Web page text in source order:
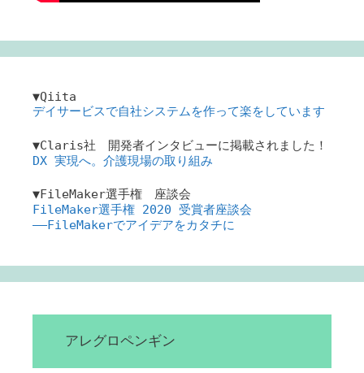
▼Qiita
デイサービスで自社システムを作って楽をしています
▼Claris社 開発者インタビューに掲載されました！
DX 実現へ。介護現場の取り組み
▼FileMaker選手権 座談会
FileMaker選手権 2020 受賞者座談会
――FileMakerでアイデアをカタチに
アレグロペンギン